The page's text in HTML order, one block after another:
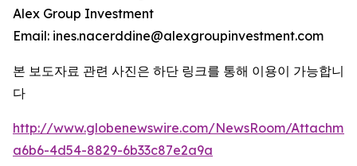
Alex Group Investment
Email: ines.nacerddine@alexgroupinvestment.com
본 보도자료 관련 사진은 하단 링크를 통해 이용이 가능합니
다
http://www.globenewswire.com/NewsRoom/
a6b6-4d54-8829-6b33c87e2a9a